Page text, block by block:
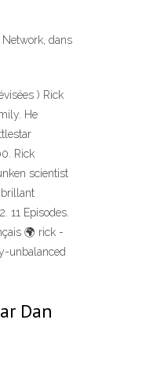
dans
) Rick
He
Rick
scientist
brillant
11 Episodes.
🌍 rick -
unbalanced
Dan